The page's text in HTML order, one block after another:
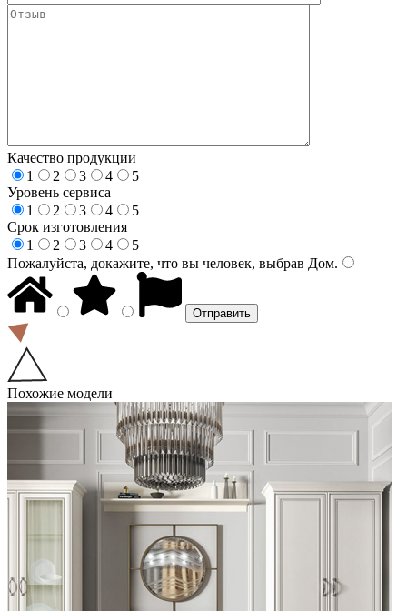
Качество продукции
1
2 3 4
5
Уровень сервиса
1
2 3 4
5
Срок изготовления
1
2 3 4
5
Пожалуйста, докажите, что вы человек, выбрав Дом.
Похожие модели